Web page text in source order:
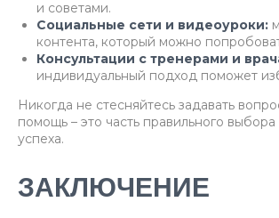
и советами.
Социальные сети и видеоуроки:
контента, который можно
Консультации с тренерами и
индивидуальный подход поможет
Никогда не стесняйтесь задавать
помощь – это часть правильного
успеха.
ЗАКЛЮЧЕНИЕ